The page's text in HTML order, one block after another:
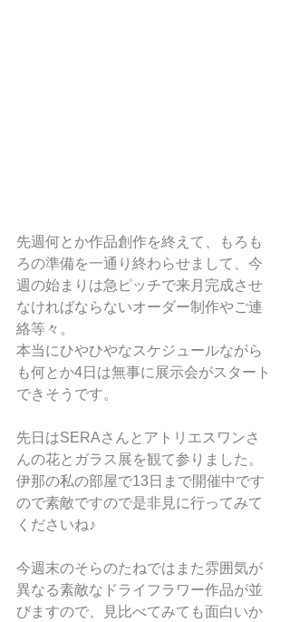
先週何とか作品創作を終えて、もろも
ろの準備を一通り終わらせまして、今
週の始まりは急ピッチで来月完成させ
なければならないオーダー制作やご連
絡等々。
本当にひやひやなスケジュールながら
も何とか4日は無事に展示会がスタート
できそうです。
先日はSERAさんとアトリエスワンさ
んの花とガラス展を観て参りました。
伊那の私の部屋で13日まで開催中です
ので素敵ですので是非見に行ってみて
くださいね♪
今週末のそらのたねではまた雰囲気が
異なる素敵なドライフラワー作品が並
びますので、見比べてみても面白いか